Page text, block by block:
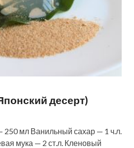
десерт)
мл Ванильный сахар — 1 ч.л.
мука — 2 ст.л. Кленовый